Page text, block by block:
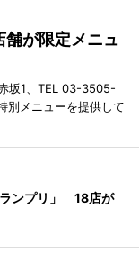
が限定メニュ
坂1、TEL 03-3505-
別メニューを提供して
ランプリ」 18店が